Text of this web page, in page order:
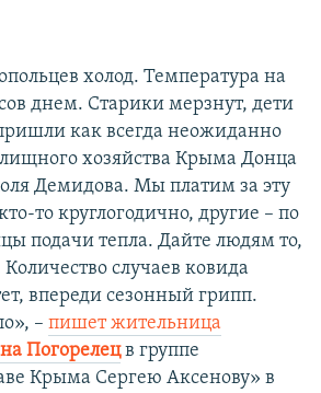
холод. Температура на
днем. Старики мерзнут, дети
как всегда неожиданно
хозяйства Крыма Донца
Демидова. Мы платим за эту
то круглогодично, другие – по
подачи тепла. Дайте людям то,
Количество случаев ковида
впереди сезонный грипп.
– пишет жительница
Погорелец в группе
Крыма Сергею Аксенову» в